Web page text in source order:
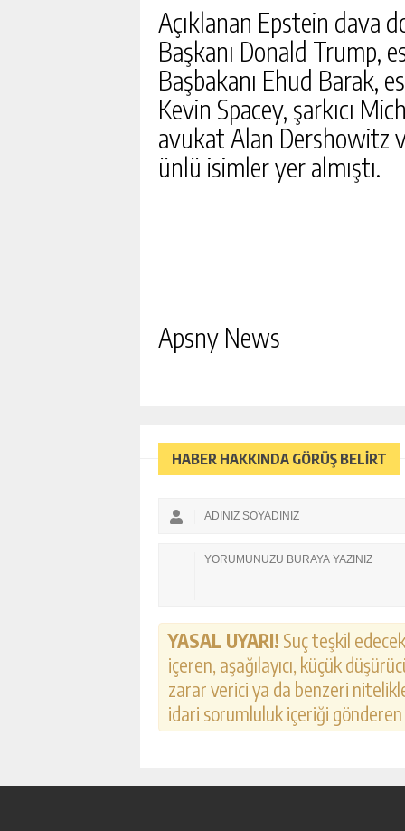
Açıklanan Epstein dava
Başkanı Donald Trump,
Başbakanı Ehud Barak,
Kevin Spacey, şarkıcı
avukat Alan Dershowitz
ünlü isimler yer almıştı.
Apsny News
HABER HAKKINDA GÖRÜŞ BELİRT
YASAL UYARI! Suç teşkil
içeren, aşağılayıcı, küçük
zarar verici ya da benzeri
idari sorumluluk içeriği